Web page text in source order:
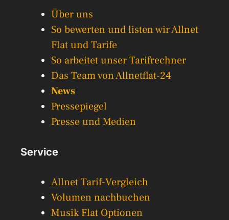
Über uns
So bewerten und listen wir Allnet
Flat und Tarife
So arbeitet unser Tarifrechner
Das Team von Allnetflat-24
News
Pressepiegel
Presse und Medien
Service
Allnet Tarif-Vergleich
Volumen nachbuchen
Musik Flat Optionen